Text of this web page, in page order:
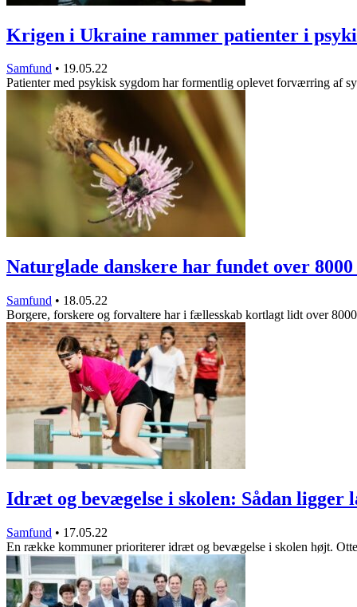
Krigen i Ukraine rammer patienter i
Samfund • 19.05.22
Patienter med psykisk sygdom har formentlig oplevet forværring af
Naturglade danskere har fundet over
Samfund • 18.05.22
Borgere, forskere og forvaltere har i fællesskab kortlagt lidt over
Idræt og bevægelse i skolen: Sådan ligger
Samfund • 17.05.22
En række kommuner prioriterer idræt og bevægelse i skolen højt.